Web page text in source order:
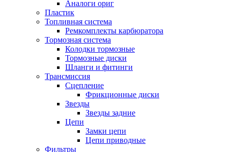
Аналоги ориг
Пластик
Топливная система
Ремкомплекты карбюратора
Тормозная система
Колодки тормозные
Тормозные диски
Шланги и фитинги
Трансмиссия
Cцепление
Фрикционные диски
Звезды
Звезды задние
Цепи
Замки цепи
Цепи приводные
Фильтры